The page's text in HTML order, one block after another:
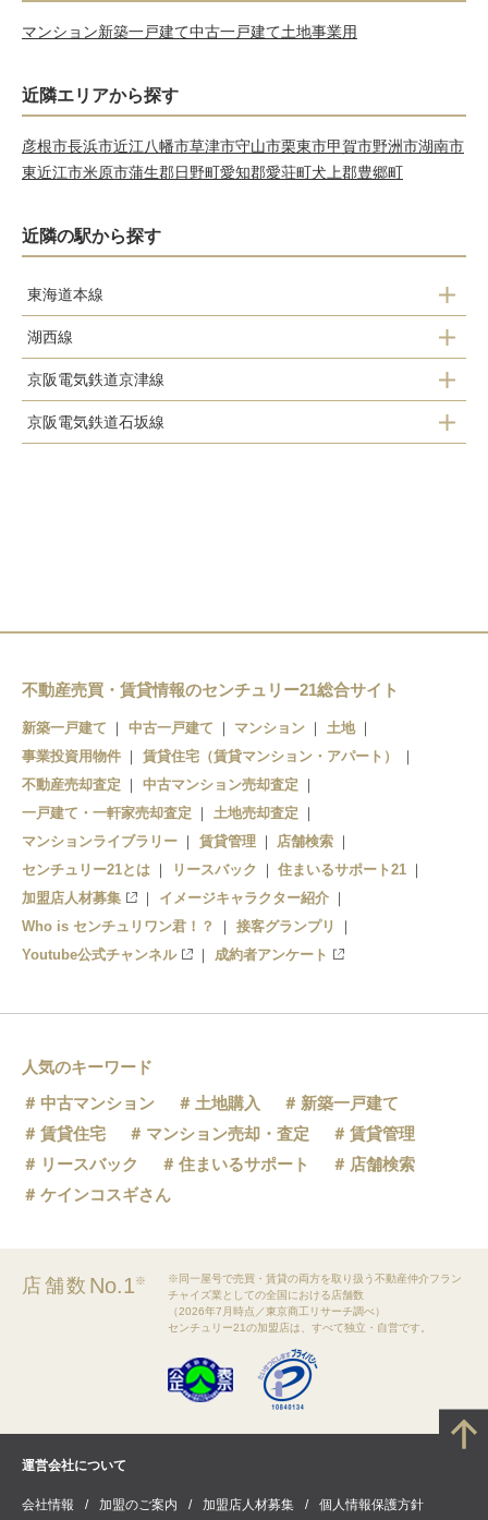
マンション新築一戸建て中古一戸建て土地事業用
近隣エリアから探す
彦根市長浜市近江八幡市草津市守山市栗東市甲賀市野洲市湖南市
東近江市米原市蒲生郡日野町愛知郡愛荘町犬上郡豊郷町
近隣の駅から探す
東海道本線
瀬田駅
石山駅
膳所駅
湖西線
大津京駅
唐崎駅
志賀駅
比良駅
近江舞子駅
北小松駅
京阪電気鉄道京津線
追分駅
京阪電気鉄道石坂線
近江神宮前駅
京阪大津京駅
大津市役所前駅
三井寺駅
びわ湖浜大津駅
島ノ関駅
錦駅
膳所本町駅
中ノ庄駅
不動産売買・賃貸情報のセンチュリー21総合サイト
新築一戸建て 中古一戸建て マンション
土地
事業投資用物件
賃貸住宅（賃貸マンション・アパート）
不動産売却査定
中古マンション売却査定
一戸建て・一軒家売却査定
土地売却査定
マンションライブラリー
賃貸管理
店舗検索
センチュリー21とは
リースバック
住まいるサポート21
加盟店人材募集
イメージキャラクター紹介
Who is センチュリワン君！？
接客グランプリ
Youtube公式チャンネル
成約者アンケート
人気のキーワード
中古マンション
土地購入
新築一戸建て
賃貸住宅
マンション売却・査定
賃貸管理
リースバック
住まいるサポート
店舗検索
ケインコスギさん
店舗数 No.1※
※同一屋号で売買・賃貸の両方を取り扱う不動産仲介フラン
チャイズ業としての全国における店舗数
（2026年7月時点／東京商工リサーチ調べ）
センチュリー21の加盟店は、すべて独立・自営です。
運営会社について
会社情報 加盟のご案内 加盟店人材募集 個人情報保護方針